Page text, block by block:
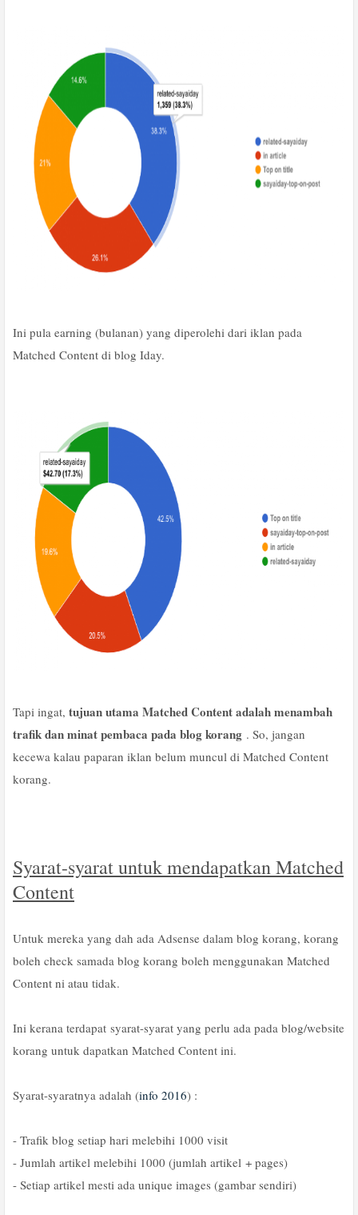
Ini pula earning (bulanan) yang diperolehi dari iklan pada
Matched Content di blog Iday.
Tapi ingat, tujuan utama Matched Content adalah menambah
trafik dan minat pembaca pada blog korang . So, jangan
kecewa kalau paparan iklan belum muncul di Matched Content
korang.
Syarat-syarat untuk mendapatkan Matched
Content
Untuk mereka yang dah ada Adsense dalam blog korang, korang
boleh check samada blog korang boleh menggunakan Matched
Content ni atau tidak.
Ini kerana terdapat syarat-syarat yang perlu ada pada blog/website
korang untuk dapatkan Matched Content ini.
Syarat-syaratnya adalah (info 2016) :
- Trafik blog setiap hari melebihi 1000 visit
- Jumlah artikel melebihi 1000 (jumlah artikel + pages)
- Setiap artikel mesti ada unique images (gambar sendiri)